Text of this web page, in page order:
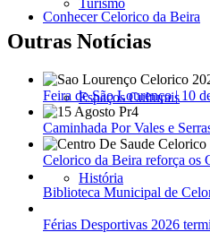
Conhecer Celorico da Beira
Espaços Culturais
História
Turismo
Outras Notícias
Feira de São Lourenço | 10
Caminhada Por Vales e
Celorico da Beira reforça os
Biblioteca Municipal de
Férias Desportivas 2026